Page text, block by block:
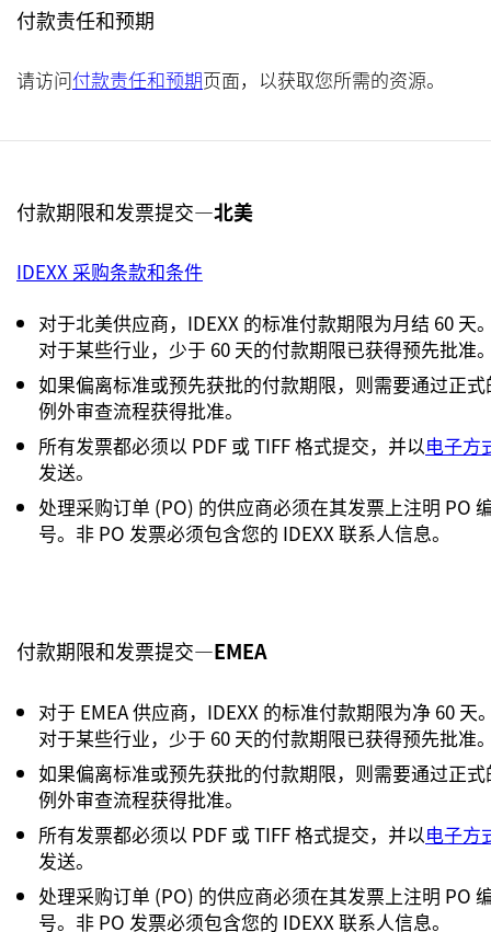
付款责任和预期
请访问付款责任和预期页面，以获取您所需的资源。
付款期限和发票提交—北美
IDEXX 采购条款和条件
对于北美供应商，IDEXX 的标准付款期限为月结 60 天
对于某些行业，少于 60 天的付款期限已获得预先批准
如果偏离标准或预先获批的付款期限，则需要通过正式
例外审查流程获得批准。
所有发票都必须以 PDF 或 TIFF 格式提交，并以电子方
发送。
处理采购订单 (PO) 的供应商必须在其发票上注明 PO
号。非 PO 发票必须包含您的 IDEXX 联系人信息。
付款期限和发票提交—EMEA
对于 EMEA 供应商，IDEXX 的标准付款期限为净 60 天
对于某些行业，少于 60 天的付款期限已获得预先批准
如果偏离标准或预先获批的付款期限，则需要通过正式
例外审查流程获得批准。
所有发票都必须以 PDF 或 TIFF 格式提交，并以电子方
发送。
处理采购订单 (PO) 的供应商必须在其发票上注明 PO
号。非 PO 发票必须包含您的 IDEXX 联系人信息。